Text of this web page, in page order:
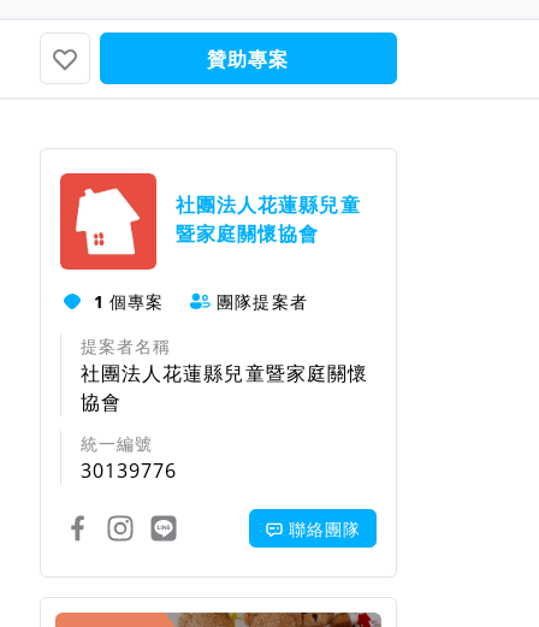
贊助專案
社團法人花蓮縣兒童
暨家庭關懷協會
1 個專案
團隊提案者
提案者名稱
社團法人花蓮縣兒童暨家庭關懷
協會
統一編號
30139776
聯絡團隊
回饋項目